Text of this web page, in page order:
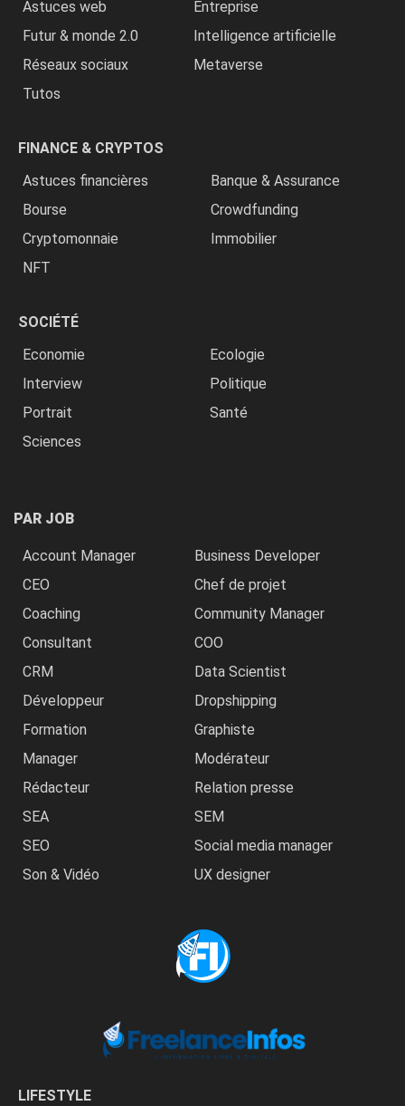
Astuces web
Entreprise
Futur & monde 2.0
Intelligence artificielle
Réseaux sociaux
Metaverse
Tutos
FINANCE & CRYPTOS
Astuces financières
Banque & Assurance
Bourse
Crowdfunding
Cryptomonnaie
Immobilier
NFT
SOCIÉTÉ
Economie
Ecologie
Interview
Politique
Portrait
Santé
Sciences
PAR JOB
Account Manager
Business Developer
CEO
Chef de projet
Coaching
Community Manager
Consultant
COO
CRM
Data Scientist
Développeur
Dropshipping
Formation
Graphiste
Manager
Modérateur
Rédacteur
Relation presse
SEA
SEM
SEO
Social media manager
Son & Vidéo
UX designer
LIFESTYLE